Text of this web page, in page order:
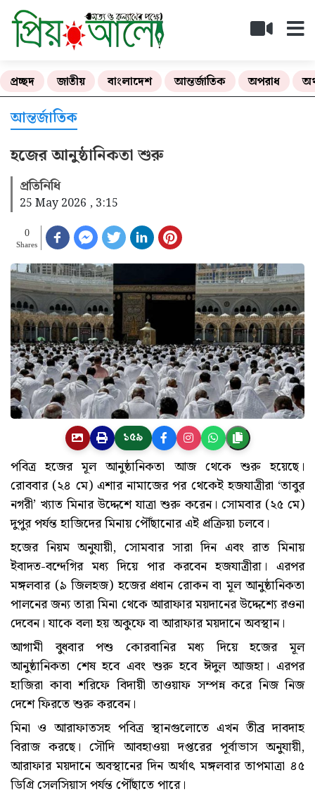
প্রচ্ছদ জাতীয় বাংলাদেশ আন্তর্জাতিক অপরাধ
আন্তর্জাতিক
হজের আনুষ্ঠানিকতা শুরু
প্রতিনিধি
25 May 2026 , 3:15
0
Shares
১৫৯
পবিত্র হজের মূল আনুষ্ঠানিকতা আজ থেকে শুরু হয়েছে।
রোববার (২৪ মে) এশার নামাজের পর থেকেই হজযাত্রীরা ‘তাবুর
নগরী’ খ্যাত মিনার উদ্দেশে যাত্রা শুরু করেন। সোমবার (২৫ মে)
দুপুর পর্যন্ত হাজিদের মিনায় পৌঁছানোর এই প্রক্রিয়া চলবে।
হজের নিয়ম অনুযায়ী, সোমবার সারা দিন এবং রাত মিনায়
ইবাদত-বন্দেগির মধ্য দিয়ে পার করবেন হজযাত্রীরা। এরপর
মঙ্গলবার (৯ জিলহজ) হজের প্রধান রোকন বা মূল আনুষ্ঠানিকতা
পালনের জন্য তারা মিনা থেকে আরাফার ময়দানের উদ্দেশ্যে রওনা
দেবেন। যাকে বলা হয় অকুফে বা আরাফার ময়দানে অবস্থান।
আগামী বুধবার পশু কোরবানির মধ্য দিয়ে হজের মূল
আনুষ্ঠানিকতা শেষ হবে এবং শুরু হবে ঈদুল আজহা। এরপর
হাজিরা কাবা শরিফে বিদায়ী তাওয়াফ সম্পন্ন করে নিজ নিজ
দেশে ফিরতে শুরু করবেন।
মিনা ও আরাফাতসহ পবিত্র স্থানগুলোতে এখন তীব্র দাবদাহ
বিরাজ করছে। সৌদি আবহাওয়া দপ্তরের পূর্বাভাস অনুযায়ী,
আরাফার ময়দানে অবস্থানের দিন অর্থাৎ মঙ্গলবার তাপমাত্রা ৪৫
ডিগ্রি সেলসিয়াস পর্যন্ত পৌঁছাতে পারে।